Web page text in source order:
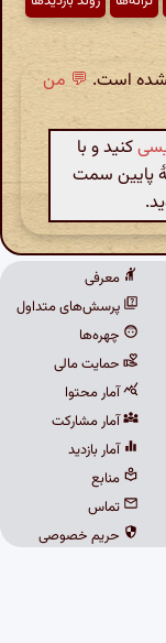
است. 💬 من
کنید و با
پایین سمت
معرفی
پرسش‌های متداول
چهره‌ها
حمایت مالی
آمار محتوا
آمار مشارکت
آمار بازدید
منابع
تماس
حریم خصوصی